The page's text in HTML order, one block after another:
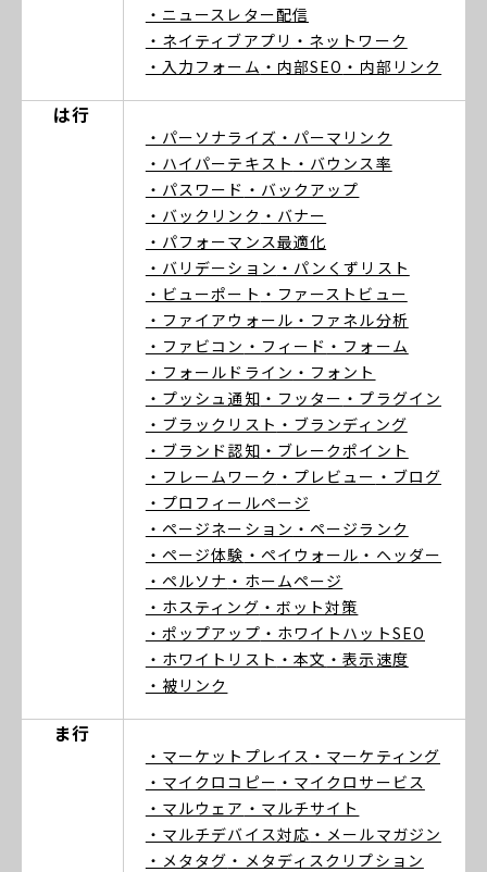
・ニュースレター配信
・ネイティブアプリ ・ネットワーク
・入力フォーム ・内部SEO ・内部リンク
は行
・パーソナライズ ・パーマリンク
・ハイパーテキスト ・バウンス率
・パスワード ・バックアップ
・バックリンク ・バナー
・パフォーマンス最適化
・バリデーション ・パンくずリスト
・ビューポート ・ファーストビュー
・ファイアウォール ・ファネル分析
・ファビコン ・フィード ・フォーム
・フォールドライン ・フォント
・プッシュ通知 ・フッター ・プラグイン
・ブラックリスト ・ブランディング
・ブランド認知 ・ブレークポイント
・フレームワーク ・プレビュー ・ブログ
・プロフィールページ
・ページネーション ・ページランク
・ページ体験 ・ペイウォール ・ヘッダー
・ペルソナ ・ホームページ
・ホスティング ・ボット対策
・ポップアップ ・ホワイトハットSEO
・ホワイトリスト ・本文 ・表示速度
・被リンク
ま行
・マーケットプレイス ・マーケティング
・マイクロコピー ・マイクロサービス
・マルウェア ・マルチサイト
・マルチデバイス対応 ・メールマガジン
・メタタグ ・メタディスクリプション